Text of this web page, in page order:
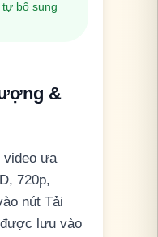
bổ sung
&
video ưa
720p,
nút Tải
lưu vào